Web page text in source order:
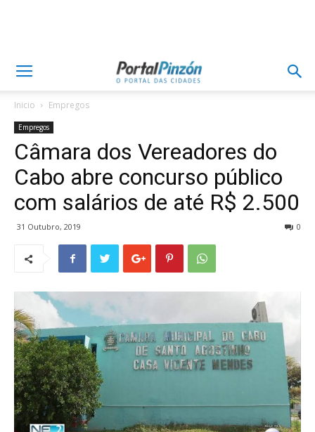
Inicio Empregos
Empregos
Câmara dos Vereadores do
Cabo abre concurso público
com salários de até R$ 2.500
31 Outubro, 2019 0